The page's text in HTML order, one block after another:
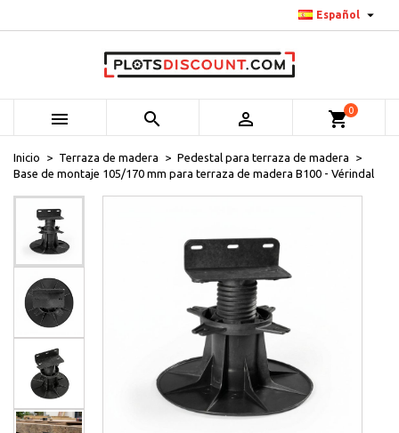
Español 
   shopping_cart0
Inicio Terraza de madera
Pedestal para terraza de madera
Base de montaje 105/170 mm para terraza de madera B100 - Vérindal